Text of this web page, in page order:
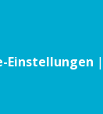
Einstellungen |